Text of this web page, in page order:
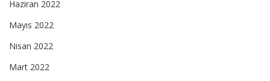
Haziran 2022
Mayıs 2022
Nisan 2022
Mart 2022